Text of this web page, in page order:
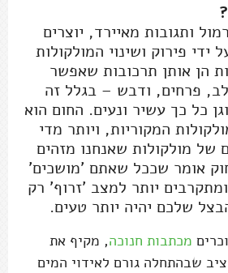
ותגובות מאיירד, יוצרים
ידי פירוק ושינוי המולקולות
הן אותן תרכובות שאפשר
פרחים, ודבש – בגלל זה
כל כך עשיר ונעים. החום הוא
המקוריות, ויותר מדי
של מולקולות שאנחנו מזהים
אומר שככל שאתם 'מושכים'
יותר למצב 'זרוף' רק
שלכם יהיה יותר טעים.
מכתבות חנוכה, מקיף את
שבהתחלה גורם לאידוי המים